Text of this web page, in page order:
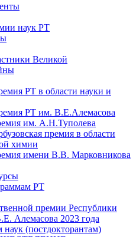
наук РТ
Великой
РТ в области науки и
РТ им. В.Е.Алемасова
им. А.Н.Туполева
премия в области
химии
имени В.В. Марковникова
РТ
премии Республики
Алемасова 2023 года
(постдокторантам)